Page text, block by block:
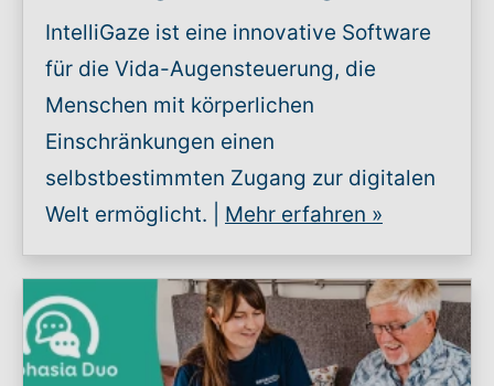
IntelliGaze ist eine innovative Software
für die Vida-Augensteuerung, die
Menschen mit körperlichen
Einschränkungen einen
selbstbestimmten Zugang zur digitalen
Welt ermöglicht. | Mehr erfahren »